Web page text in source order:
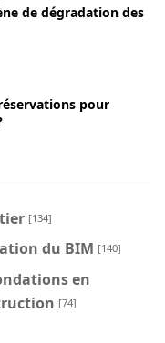
de dégradation des
pour
[134]
du BIM [140]
en
[74]